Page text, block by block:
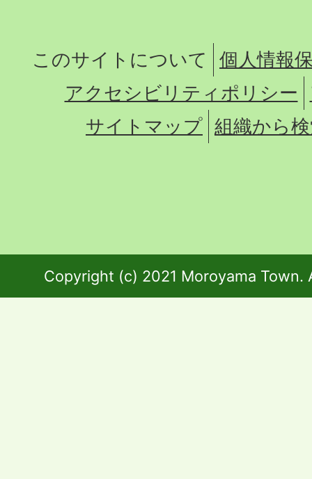
このサイトについて
個人情報
アクセシビリティポリシー
サイトマップ 組織から
Copyright (c) 2021 Moroyama Town.